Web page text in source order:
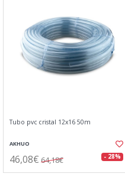
Tubo pvc cristal 12x16 50m
AKHUO
46,08€ 64,18€ - 28%